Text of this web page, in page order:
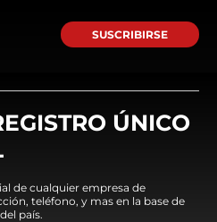
SUSCRIBIRSE
ÚNICO
de cualquier empresa de
teléfono, y mas en la base de
país.